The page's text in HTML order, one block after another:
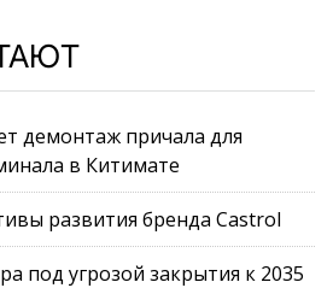
демонтаж причала для
в Китимате
развития бренда Castrol
под угрозой закрытия к 2035